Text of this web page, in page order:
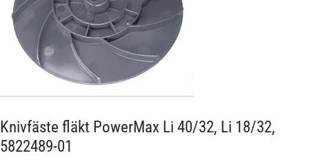
Knivfäste fläkt PowerMax Li 40/32, Li 18/32,
5822489-01